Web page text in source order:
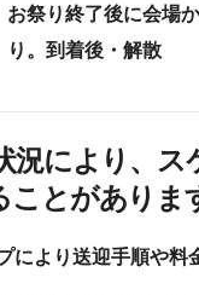
お祭り終了後に会場
り。到着後・解散
況により、ス
とがありま
により送迎手順や料